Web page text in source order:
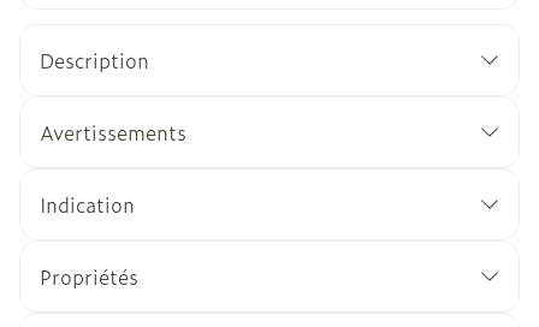
Description
Avertissements
Indication
Propriétés